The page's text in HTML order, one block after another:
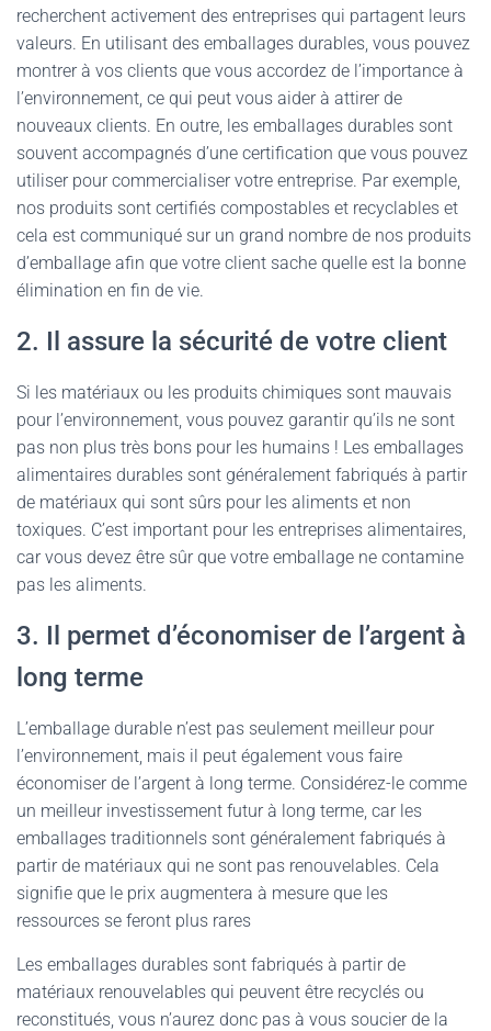
recherchent activement des entreprises qui partagent leurs
valeurs. En utilisant des emballages durables, vous pouvez
montrer à vos clients que vous accordez de l’importance à
l’environnement, ce qui peut vous aider à attirer de
nouveaux clients. En outre, les emballages durables sont
souvent accompagnés d’une certification que vous pouvez
utiliser pour commercialiser votre entreprise. Par exemple,
nos produits sont certifiés compostables et recyclables et
cela est communiqué sur un grand nombre de nos produits
d’emballage afin que votre client sache quelle est la bonne
élimination en fin de vie.
2. Il assure la sécurité de votre client
Si les matériaux ou les produits chimiques sont mauvais
pour l’environnement, vous pouvez garantir qu’ils ne sont
pas non plus très bons pour les humains ! Les emballages
alimentaires durables sont généralement fabriqués à partir
de matériaux qui sont sûrs pour les aliments et non
toxiques. C’est important pour les entreprises alimentaires,
car vous devez être sûr que votre emballage ne contamine
pas les aliments.
3. Il permet d’économiser de l’argent à
long terme
L’emballage durable n’est pas seulement meilleur pour
l’environnement, mais il peut également vous faire
économiser de l’argent à long terme. Considérez-le comme
un meilleur investissement futur à long terme, car les
emballages traditionnels sont généralement fabriqués à
partir de matériaux qui ne sont pas renouvelables. Cela
signifie que le prix augmentera à mesure que les
ressources se feront plus rares
Les emballages durables sont fabriqués à partir de
matériaux renouvelables qui peuvent être recyclés ou
reconstitués, vous n’aurez donc pas à vous soucier de la